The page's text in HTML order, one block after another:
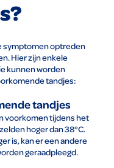
symptomen optreden
Hier zijn enkele
kunnen worden
tandjes:
tandjes
voorkomen tijdens het
hoger dan 38°C.
is, kan er een andere
geraadpleegd.